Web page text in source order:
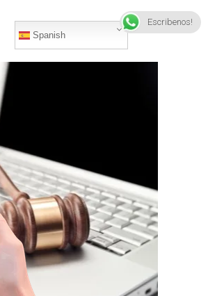
Spanish
Escribenos!